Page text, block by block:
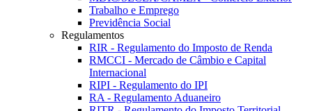
Trabalho e Emprego
Previdência Social
Regulamentos
RIR - Regulamento do Imposto de Renda
RMCCI - Mercado de Câmbio e Capital
Internacional
RIPI - Regulamento do IPI
RA - Regulamento Aduaneiro